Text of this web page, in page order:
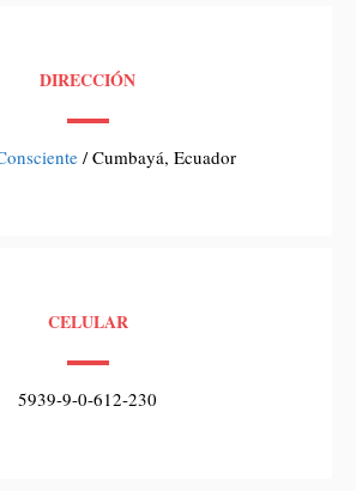
DIRECCIÓN
/ Cumbayá, Ecuador
CELULAR
5939-9-0-612-230